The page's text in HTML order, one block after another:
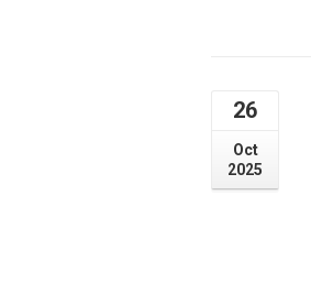
26
Oct
2025